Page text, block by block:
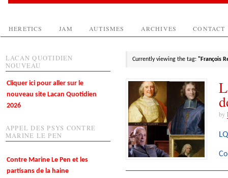
HERETICS JAM AUTISMES ARCHIVES CONTACT
Currently viewing the tag: "François
by
LACAN QUOTIDIEN
NOUVEAU
Cliquer ici pour aller sur le
nouveau site Lacan Quotidien
2026
APPEL DES PSYS CONTRE
MARINE LE PEN
Contre Marine Le Pen et les
partisans de la haine